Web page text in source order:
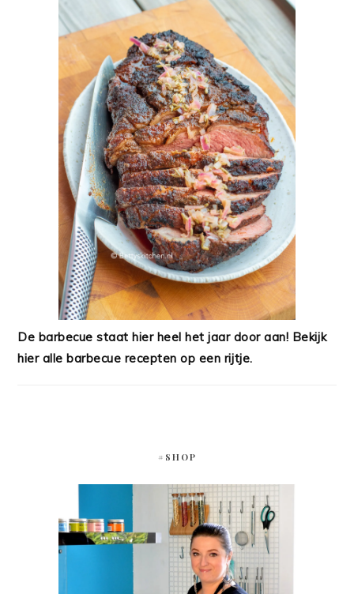
De barbecue staat hier heel het jaar door aan! Bekijk
hier alle barbecue recepten op een rijtje.
#SHOP